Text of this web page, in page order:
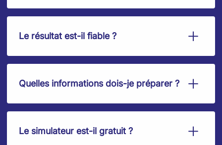
Le résultat est-il fiable ?
Quelles informations dois-je préparer ?
Le simulateur est-il gratuit ?